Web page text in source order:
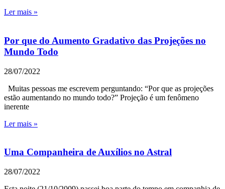
Ler mais »
Por que do Aumento Gradativo das Projeções no
Mundo Todo
28/07/2022
Muitas pessoas me escrevem perguntando: “Por que as projeções
estão aumentando no mundo todo?” Projeção é um fenômeno
inerente
Ler mais »
Uma Companheira de Auxílios no Astral
28/07/2022